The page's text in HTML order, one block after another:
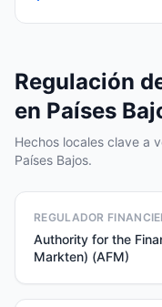
Regulación
en Países
Hechos locales clave a
Países Bajos.
REGULADOR
Authority for the
Markten) (AFM)